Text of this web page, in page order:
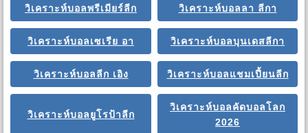
วิเคราะห์บอลพรีเมียร์ลีก วิเคราะห์บอลลา ลีกา
วิเคราะห์บอลเซเรีย อา วิเคราะห์บอลบุนเดสลีกา
วิเคราะห์บอลลีก เอิง วิเคราะห์บอลแชมเปี้ยนลีก
วิเคราะห์บอลยูโรป้าลีก
วิเคราะห์บอลคัดบอลโลก
2026